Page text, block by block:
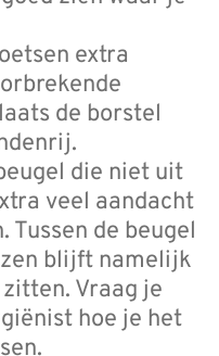
extra
de borstel
die niet uit
veel aandacht
Tussen de beugel
blijft namelijk
Vraag je
hoe je het